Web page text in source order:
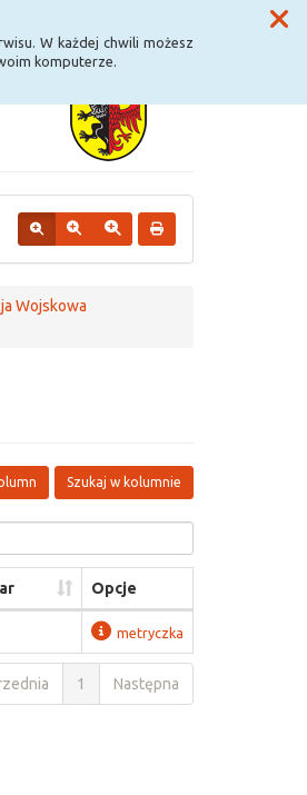
W każdej chwili możesz
komputerze.
Wojskowa
Szukaj w kolumnie
Opcje
metryczka
1 Następna